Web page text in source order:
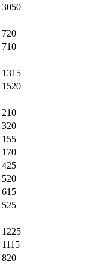
3050
720
710
1315
1520
210
320
155
170
425
520
615
525
1225
1115
820